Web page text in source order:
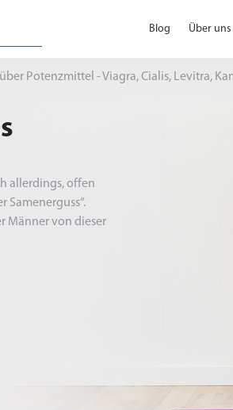
Blog Über uns
Potenzmittel - Viagra, Cialis, Levitra,
allerdings, offen
Samenerguss“.
Männer von dieser